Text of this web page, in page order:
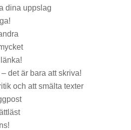
dina uppslag
det är bara att skriva!
och att smälta texter